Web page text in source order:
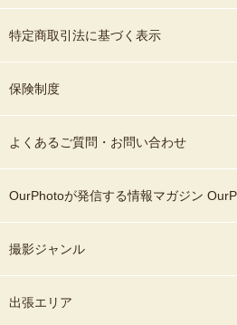
特定商取引法に基づく表示
保険制度
よくあるご質問・お問い合わせ
OurPhotoが発信する情報マガジン
撮影ジャンル
出張エリア